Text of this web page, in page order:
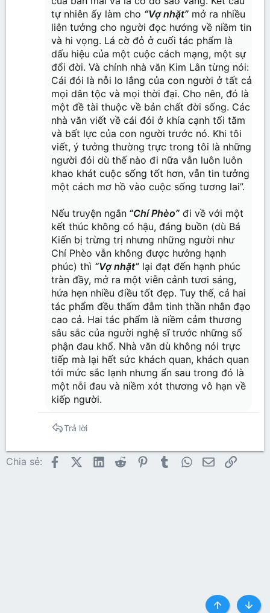
tự nhiên ấy làm cho “Vợ nhặt” mở ra nhiều
liên tưởng cho người đọc hướng về niềm tin
và hi vọng. Lá cờ đỏ ở cuối tác phẩm là
dấu hiệu của một cuộc cách mạng, một sự
đổi đời. Và chính nhà văn Kim Lân từng nói:
Cái đói là nỗi lo lắng của con người ở tất cả
mọi dân tộc và mọi thời đại. Cho nên, đó là
một đề tài thuộc về bản chất đời sống. Các
nhà văn viết về cái đói ở khía cạnh tối tăm
và bất lực của con người trước nó. Khi tôi
viết, ý tưởng thường trực trong tôi là những
người đói dù thế nào đi nữa vẫn luôn luôn
khao khát cuộc sống tốt hơn, vẫn tin tưởng
một cách mơ hồ vào cuộc sống tương lai”.
Nếu truyện ngắn “Chí Phèo” đi về với một
kết thúc không có hậu, đáng buồn (dù Bá
Kiến bị trừng trị nhưng những người như
Chí Phèo vẫn không được hưởng hạnh
phúc) thì “Vợ nhặt” lại đạt đến hạnh phúc
tràn đầy, mở ra một viễn cảnh tươi sáng,
hứa hẹn nhiều điều tốt đẹp. Tuy thế, cả hai
tác phẩm đều thấm đẫm tinh thần nhân đạo
cao cả. Hai tác phẩm là niềm cảm thương
sâu sắc của người nghệ sĩ trước những số
phận đau khổ. Nhà văn dù không nói trực
tiếp mà lại hết sức khách quan, khách quan
tới mức sắc lạnh nhưng ẩn sau trong đó là
một nỗi đau và niềm xót thương vô hạn về
kiếp người.
Trả lời
Chia sẻ: FacebookX (Twitter)
LinkedInReddit Pinterest
TumblrWhatsApp
EmailLink